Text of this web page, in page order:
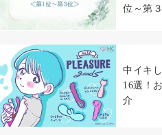
位～第
中イキ
16選！
介